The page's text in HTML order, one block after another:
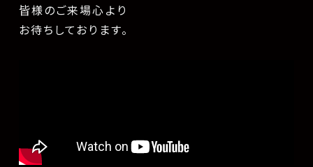
皆様のご来場心より
お待ちしております。